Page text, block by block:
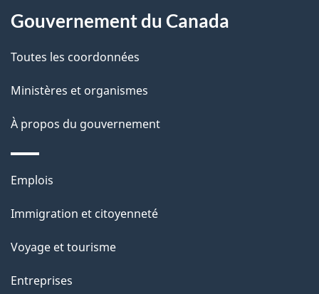
a
g
e
a
t
i
n
s
r
c
t
t
Gouvernement du Canada
Toutes les coordonnées
Ministères et organismes
À propos du gouvernement
Thèmes
sujets
Emplois
Immigration et citoyenneté
Voyage et tourisme
Entreprises